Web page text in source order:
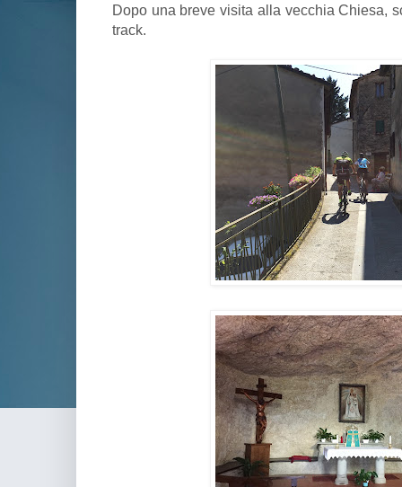
Dopo una breve visita alla vecchia Chiesa,
track.